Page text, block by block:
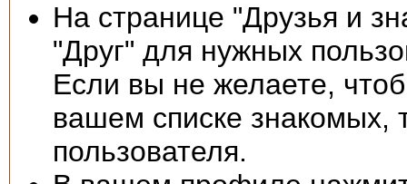
На странице "Друзья и
"Друг" для нужных
Если вы не желаете,
вашем списке знакомых,
пользователя.